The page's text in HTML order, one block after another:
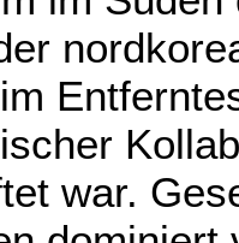
war.